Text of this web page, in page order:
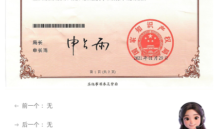
ꁹ 后一个： 无
ꂃ 前一个： 无